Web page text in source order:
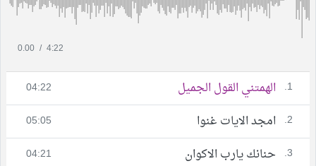
0.00 / 4:22
1. الهمتني القول الجميل
04:22
2. امجد الايات غنوا
05:05
3.
حنانك يارب الاكوان
04:21